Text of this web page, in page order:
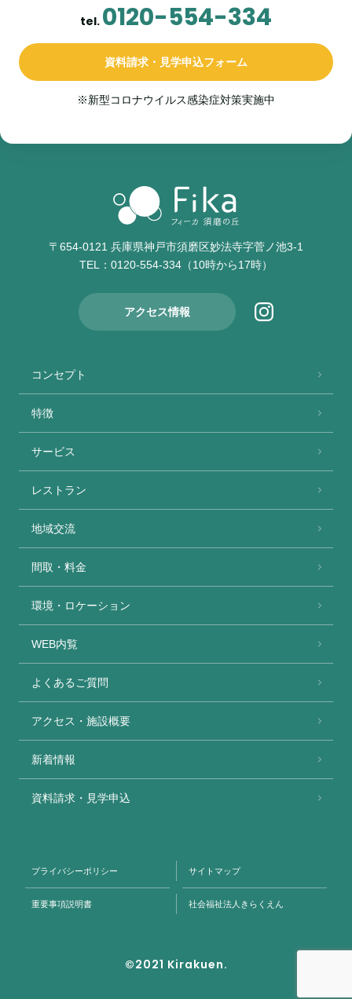
tel. 0120-554-334
資料請求・見学申込フォーム
※新型コロナウイルス感染症対策実施中
〒654-0121 兵庫県神戸市須磨区妙法寺字菅ノ池3-1
TEL： 0120-554-334 （10時から17時）
アクセス情報
コンセプト
特徴
サービス
レストラン
地域交流
間取・料金
環境・ロケーション
WEB内覧
よくあるご質問
アクセス・施設概要
新着情報
資料請求・見学申込
プライバシーポリシー サイトマップ
重要事項説明書 社会福祉法人きらくえん
©2021 Kirakuen.